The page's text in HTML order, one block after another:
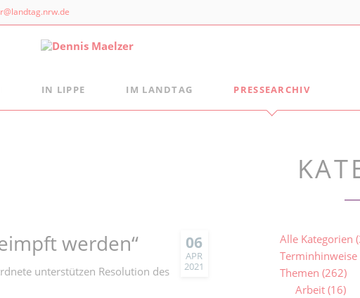
IN LIPPE IM LANDTAG PRESSEARCHIV
06
APR
2021
werden“
unterstützen Resolution des
Alle Kategorien
Terminhinweise
Themen (262)
Arbeit (16)